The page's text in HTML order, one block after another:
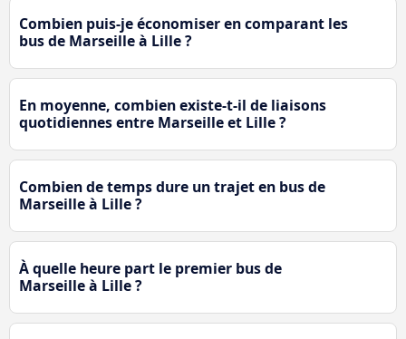
Combien puis-je économiser en comparant les
bus de Marseille à Lille ?
En moyenne, combien existe-t-il de liaisons
quotidiennes entre Marseille et Lille ?
Combien de temps dure un trajet en bus de
Marseille à Lille ?
À quelle heure part le premier bus de
Marseille à Lille ?